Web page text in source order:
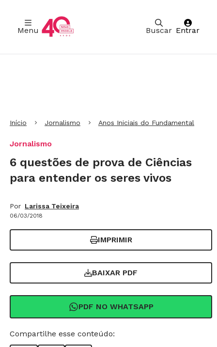
Buscar
Menu Entrar
Início Jornalismo Anos Iniciais do Fundamental
Jornalismo
6 questões de prova de Ciências
para entender os seres vivos
Por Larissa Teixeira
06/03/2018
IMPRIMIR
BAIXAR PDF
PDF NO WHATSAPP
Compartilhe esse conteúdo: